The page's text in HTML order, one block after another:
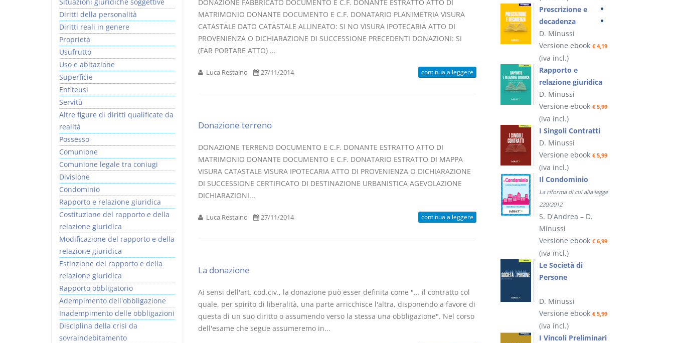
DONAZIONE FABBRICATO DOCUMENTO E C.F. DONANTE ESTRATTO ATTO DI
MATRIMONIO DONANTE DOCUMENTO E C.F. DONATARIO PLANIMETRIA VISURA
CATASTALE DATO CATASTALE ALLINEATO: SI NO VISURA IPOTECARIA ATTO DI
PROVENIENZA O DICHIARAZIONE DI SUCCESSIONE PRECEDENTI DONAZIONI: SI
(FAR PORTARE ATTO) ...
Luca Restaino 27/11/2014 continua a leggere
Donazione terreno
DONAZIONE TERRENO DOCUMENTO E C.F. DONANTE ESTRATTO ATTO DI
MATRIMONIO DONANTE DOCUMENTO E C.F. DONATARIO ESTRATTO DI MAPPA
VISURA CATASTALE VISURA IPOTECARIA ATTO DI PROVENIENZA O DICHIARAZIONE
DI SUCCESSIONE CERTIFICATO DI DESTINAZIONE URBANISTICA AGEVOLAZIONE
DICHIARAZIONI...
Luca Restaino 27/11/2014 continua a leggere
La donazione
Ai sensi dell'art. cod.civ., la donazione può esser definita come "... il contratto col
quale, per spirito di liberalità, una parte arricchisce l'altra, disponendo a favore di
questa di un suo diritto o assumendo verso la stessa una obbligazione". Nel corso
dell'esame che segue assumeremo in...
Diritti della personalità
Diritti reali in genere
Proprietà
Usufrutto
Uso e abitazione
Superficie
Enfiteusi
Servitù
Altre figure di diritti qualificate da
realità
Possesso
Comunione
Comunione legale tra coniugi
Divisione
Condominio
Rapporto e relazione giuridica
Costituzione del rapporto e della
relazione giuridica
Modificazione del rapporto e della
relazione giuridica
Estinzione del rapporto e della
relazione giuridica
Rapporto obbligatorio
Adempimento dell'obbligazione
Inadempimento delle obbligazioni
Disciplina della crisi da
sovraindebitamento
Prescrizione e
decadenza
D. Minussi
Versione ebook € 4,19
(iva incl.)
Rapporto e
relazione giuridica
D. Minussi
Versione ebook € 5,99
(iva incl.)
I Singoli Contratti
D. Minussi
Versione ebook € 5,99
(iva incl.)
Il Condominio
La riforma di cui alla legge
220/2012
S. D'Andrea – D.
Minussi
Versione ebook € 6,99
(iva incl.)
Le Società di
Persone
D. Minussi
Versione ebook € 5,99
(iva incl.)
I Vincoli Preliminari